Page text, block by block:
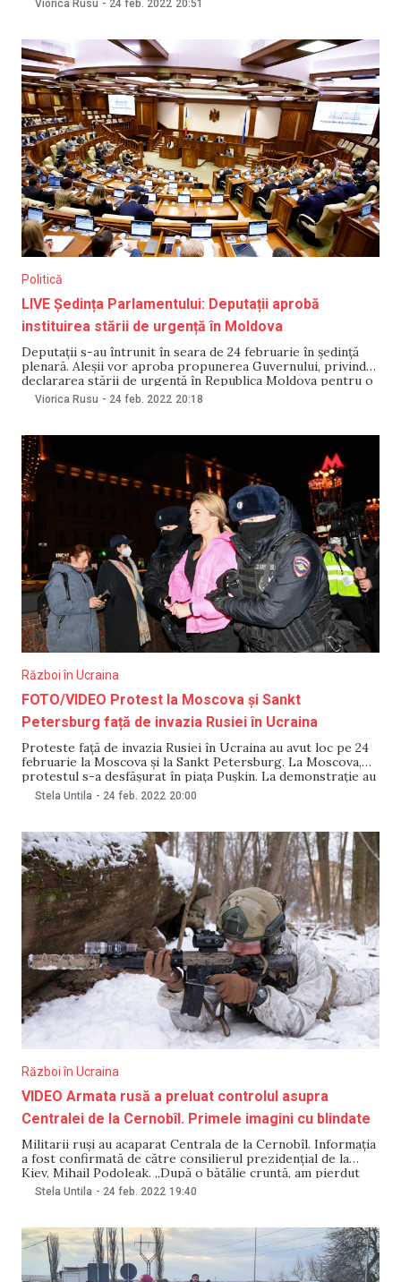
Viorica Rusu - 24 feb. 2022 20:51
Politică
LIVE Ședința Parlamentului: Deputații aprobă
instituirea stării de urgență în Moldova
Deputații s-au întrunit în seara de 24 februarie în ședință
plenară. Aleșii vor aproba propunerea Guvernului, privind
declararea stării de urgență în Republica Moldova pentru o
perioadă de 60 de zile. Solicitarea vine în contextul
Viorica Rusu - 24 feb. 2022 20:18
Război în Ucraina
FOTO/VIDEO Protest la Moscova și Sankt
Petersburg față de invazia Rusiei în Ucraina
Proteste față de invazia Rusiei în Ucraina au avut loc pe 24
februarie la Moscova și la Sankt Petersburg. La Moscova,
protestul s-a desfășurat în piața Pușkin. La demonstrație au
participat câteva sute de oameni. Aceștia au scandat „Nu
Stela Untila - 24 feb. 2022 20:00
Război în Ucraina
VIDEO Armata rusă a preluat controlul asupra
Centralei de la Cernobîl. Primele imagini cu blindate
Militarii ruși au acaparat Centrala de la Cernobîl. Informația
a fost confirmată de către consilierul prezidențial de la
Kiev, Mihail Podoleak. „După o bătălie cruntă, am pierdut
controlul. Starea obiectelor de la fosta centrală nucleară și
Stela Untila - 24 feb. 2022 19:40